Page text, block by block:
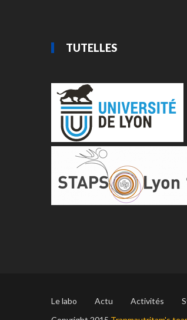
TUTELLES
Le labo Actu Activités